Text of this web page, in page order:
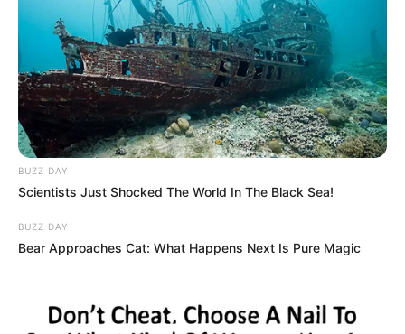
BUZZ DAY
Scientists Just Shocked The World In The Black Sea!
BUZZ DAY
Bear Approaches Cat: What Happens Next Is Pure Magic